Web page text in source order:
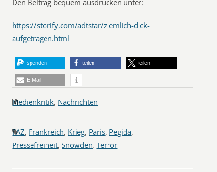
Den Beitrag bequem ausdrucken unter:
https://storify.com/adtstar/ziemlich-dick-
aufgetragen.html
spenden teilen teilen
E-Mail
Medienkritik, Nachrichten
FAZ, Frankreich, Krieg, Paris, Pegida,
Pressefreiheit,Snowden,Terror